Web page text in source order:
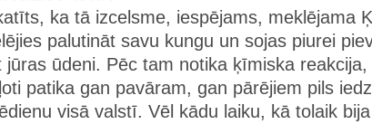
ka tā izcelsme, iespējams, meklējama
palutināt savu kungu un sojas piurei
jūras ūdeni. Pēc tam notika ķīmiska
patika gan pavāram, gan pārējiem pils
visā valstī. Vēl kādu laiku, kā tolaik